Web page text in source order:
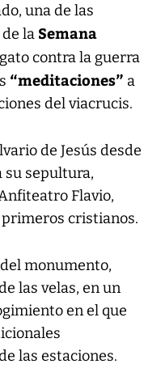
una de las
la Semana
contra la guerra
“meditaciones” a
del viacrucis.
de Jesús desde
su sepultura,
Flavio,
cristianos.
monumento,
las velas, en un
en el que
las estaciones.